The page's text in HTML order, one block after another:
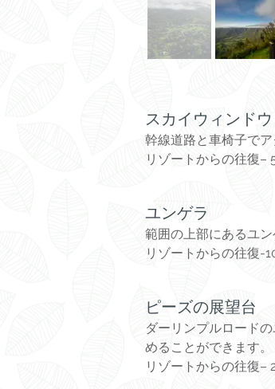
スカイウィンドウ
幹線道路と車椅子で
リゾートからの往復–
ユンゲラ
範囲の上部にあるユ
リゾートからの往復-
ピーズの展望台
ダーリンプルロード
めることができます。
リゾートからの往復–